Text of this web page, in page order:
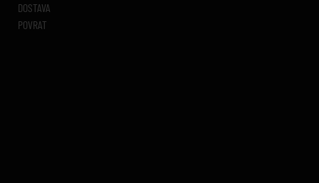
DOSTAVA
POVRAT